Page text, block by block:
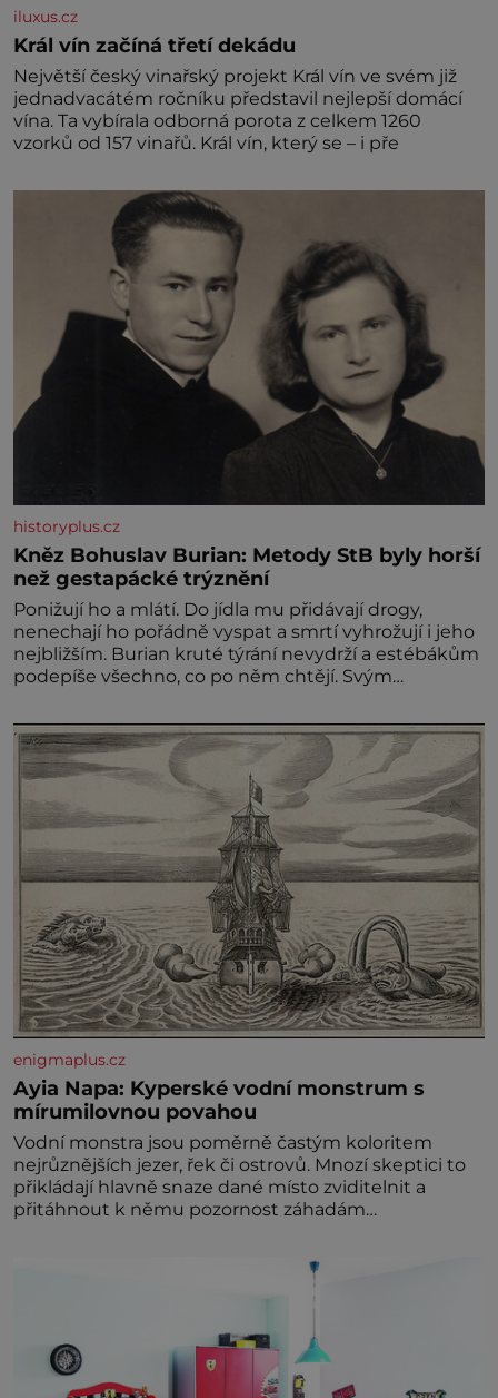
iluxus.cz
Král vín začíná třetí dekádu
Největší český vinařský projekt Král vín ve svém již
jednadvacátém ročníku představil nejlepší domácí
vína. Ta vybírala odborná porota z celkem 1260
vzorků od 157 vinařů. Král vín, který se – i pře
historyplus.cz
Kněz Bohuslav Burian: Metody StB byly horší
než gestapácké trýznění
Ponižují ho a mlátí. Do jídla mu přidávají drogy,
nenechají ho pořádně vyspat a smrtí vyhrožují i jeho
nejbližším. Burian kruté týrání nevydrží a estébákům
podepíše všechno, co po něm chtějí. Svým
výslechů nikdo nevyvíjel fyzický ani psychický nátlak.
Syn brněnského řezníka chce být knězem a
enigmaplus.cz
Ayia Napa: Kyperské vodní monstrum s
mírumilovnou povahou
Vodní monstra jsou poměrně častým koloritem
nejrůznějších jezer, řek či ostrovů. Mnozí skeptici to
přikládají hlavně snaze dané místo zviditelnit a
přitáhnout k němu pozornost záhadám